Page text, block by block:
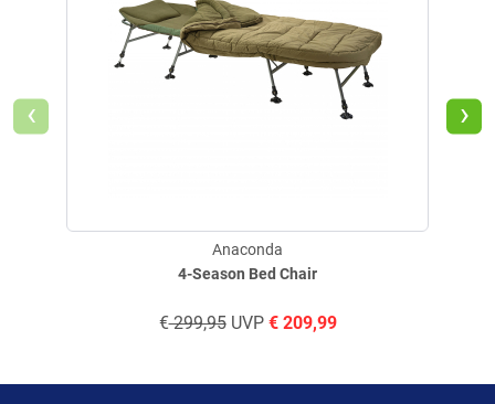
4-Season Bed Chair
Anaconda
€299,95UVP €209,99
‹ ›